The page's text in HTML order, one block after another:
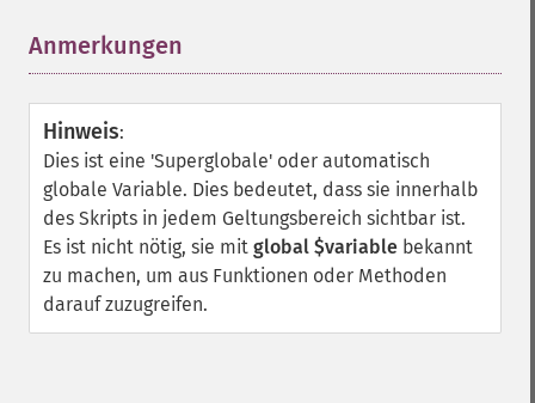
Anmerkungen
Hinweis:
Dies ist eine 'Superglobale' oder automatisch
globale Variable. Dies bedeutet, dass sie innerhalb
des Skripts in jedem Geltungsbereich sichtbar ist.
Es ist nicht nötig, sie mit global $variable bekannt
zu machen, um aus Funktionen oder Methoden
darauf zuzugreifen.